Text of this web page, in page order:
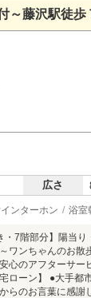
～藤沢駅徒歩
広さ
ンターホン 浴室
・7階部分】陽当
ワンちゃんのお散
心のアフターサー
宅ローン】 ●大手
らのお言葉に感謝